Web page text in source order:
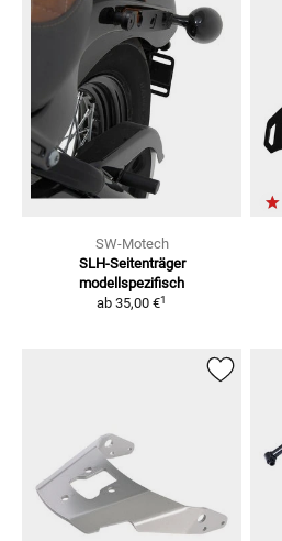
SW-Motech
SLH-Seitenträger
modellspezifisch
ab 35,00 €1